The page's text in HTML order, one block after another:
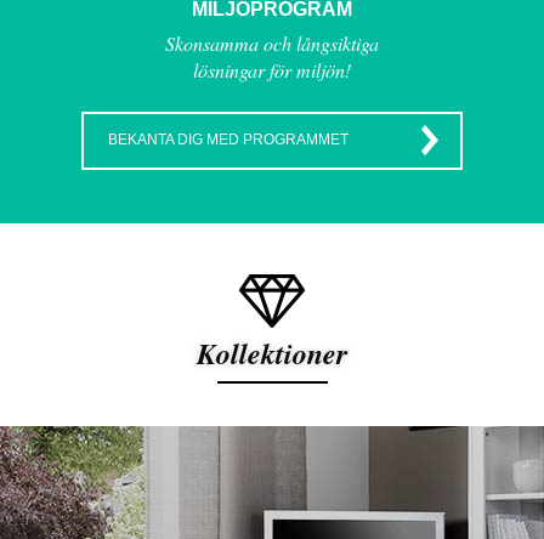
MILJÖPROGRAM
Skonsamma och långsiktiga
lösningar för miljön!
BEKANTA DIG MED PROGRAMMET
Kollektioner